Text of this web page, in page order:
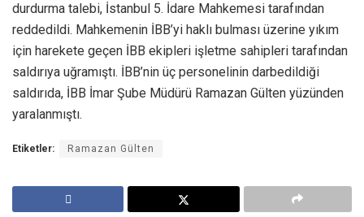
durdurma talebi, İstanbul 5. İdare Mahkemesi tarafından
reddedildi. Mahkemenin İBB’yi haklı bulması üzerine yıkım
için harekete geçen İBB ekipleri işletme sahipleri tarafından
saldırıya uğramıştı. İBB’nin üç personelinin darbedildiği
saldırıda, İBB İmar Şube Müdürü Ramazan Gülten yüzünden
yaralanmıştı.
Etiketler: Ramazan Gülten